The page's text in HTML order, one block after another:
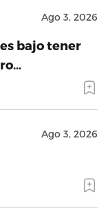
Ago 3, 2026
bajo tener
Ago 3, 2026